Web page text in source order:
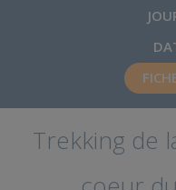
Trekking de la Durance jusqu'au